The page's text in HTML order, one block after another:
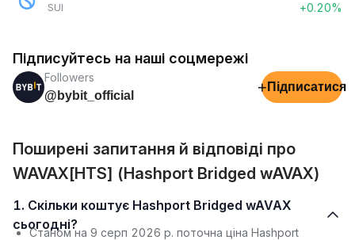
SUI
+0.20%
Підписуйтесь на наші соцмережі
Followers
@bybit_official
+ Підписатися
Поширені запитання й відповіді про
WAVAX[HTS] (Hashport Bridged wAVAX)
1. Скільки коштує Hashport Bridged wAVAX
сьогодні?
Станом на 9 серп 2026 р. поточна ціна Hashport